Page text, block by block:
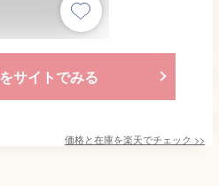
サイトでみる
価格と在庫を楽天でチェック >>